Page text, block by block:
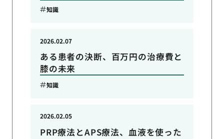
知識
ある患者の決断、百万円の治療費と
膝の未来
2026.02.07
知識
PRP療法とAPS療法、血液を使った
2026.02.05